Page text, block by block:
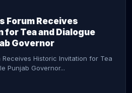
Forum Receives
Tea and Dialogue
Governor
Historic Invitation for Tea
Punjab Governor...